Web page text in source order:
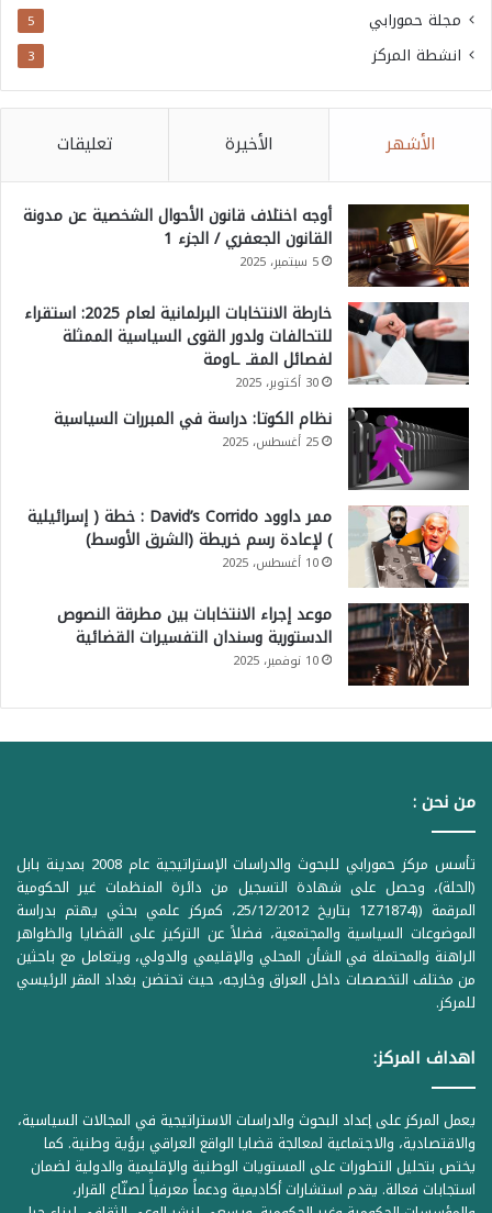
مجلة حمورابي 5
انشطة المركز 3
الأشهر الأخيرة تعليقات
أوجه اختلاف قانون الأحوال الشخصية عن مدونة
القانون الجعفري / الجزء 1
5 سبتمبر، 2025
خارطة الانتخابات البرلمانية لعام 2025: استقراء
للتحالفات ولدور القوى السياسية الممثلة
لفصائل المقـ ـاومة
30 أكتوبر، 2025
نظام الكوتا: دراسة في المبررات السياسية
25 أغسطس، 2025
ممر داوود David’s Corrido : خطة ( إسرائيلية
) لإعادة رسم خريطة (الشرق الأوسط)
10 أغسطس، 2025
موعد إجراء الانتخابات بين مطرقة النصوص
الدستورية وسندان التفسيرات القضائية
10 نوفمبر، 2025
من نحن :
تأسس مركز حمورابي للبحوث والدراسات الإستراتيجية عام 2008 بمدينة بابل
(الحلة)، وحصل على شهادة التسجيل من دائرة المنظمات غير الحكومية
المرقمة ((1Z71874 بتاريخ 25/12/2012، كمركز علمي بحثي يهتم بدراسة
الموضوعات السياسية والمجتمعية، فضلاً عن التركيز على القضايا والظواهر
الراهنة والمحتملة في الشأن المحلي والإقليمي والدولي، ويتعامل مع باحثين
من مختلف التخصصات داخل العراق وخارجه، حيث تحتضن بغداد المقر الرئيسي
للمركز.
اهداف المركز:
يعمل المركز على إعداد البحوث والدراسات الاستراتيجية في المجالات السياسية،
والاقتصادية، والاجتماعية لمعالجة قضايا الواقع العراقي برؤية وطنية. كما
يختص بتحليل التطورات على المستويات الوطنية والإقليمية والدولية لضمان
استجابات فعالة. يقدم استشارات أكاديمية ودعماً معرفياً لصنّاع القرار،